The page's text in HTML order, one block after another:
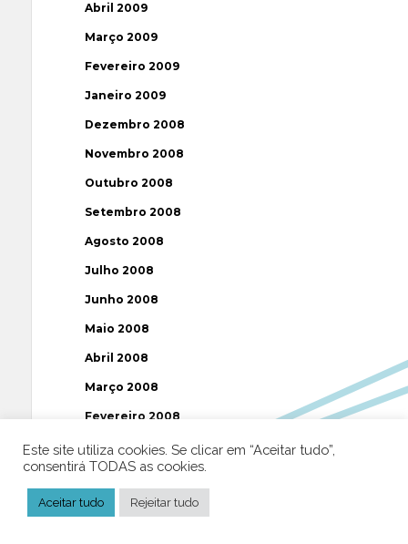
Abril 2009
Março 2009
Fevereiro 2009
Janeiro 2009
Dezembro 2008
Novembro 2008
Outubro 2008
Setembro 2008
Agosto 2008
Julho 2008
Junho 2008
Maio 2008
Abril 2008
Março 2008
Fevereiro 2008
Janeiro 2008
Dezembro 2007
Novembro 2007
Este site utiliza cookies. Se clicar em “Aceitar tudo”,
consentirá TODAS as cookies.
Aceitar tudo Rejeitar tudo